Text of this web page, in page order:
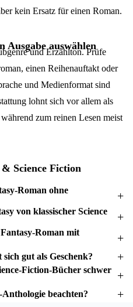
kein Ersatz für einen Roman.
Ausgabe auswählen
und Erzählton. Prüfe
einen Reihenauftakt oder
und Medienformat sind
lohnt sich vor allem als
zum reinen Lesen meist
Science Fiction
Roman ohne
von klassischer Science
Roman mit
gut als Geschenk?
Fiction-Bücher schwer
beachten?